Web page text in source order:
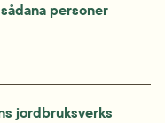
personer
jordbruksverks